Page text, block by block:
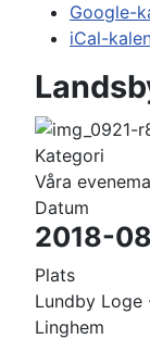
Google-
iCal-
Kategori
Våra
Datum
2018-
Plats
Lundby Loge
Linghem